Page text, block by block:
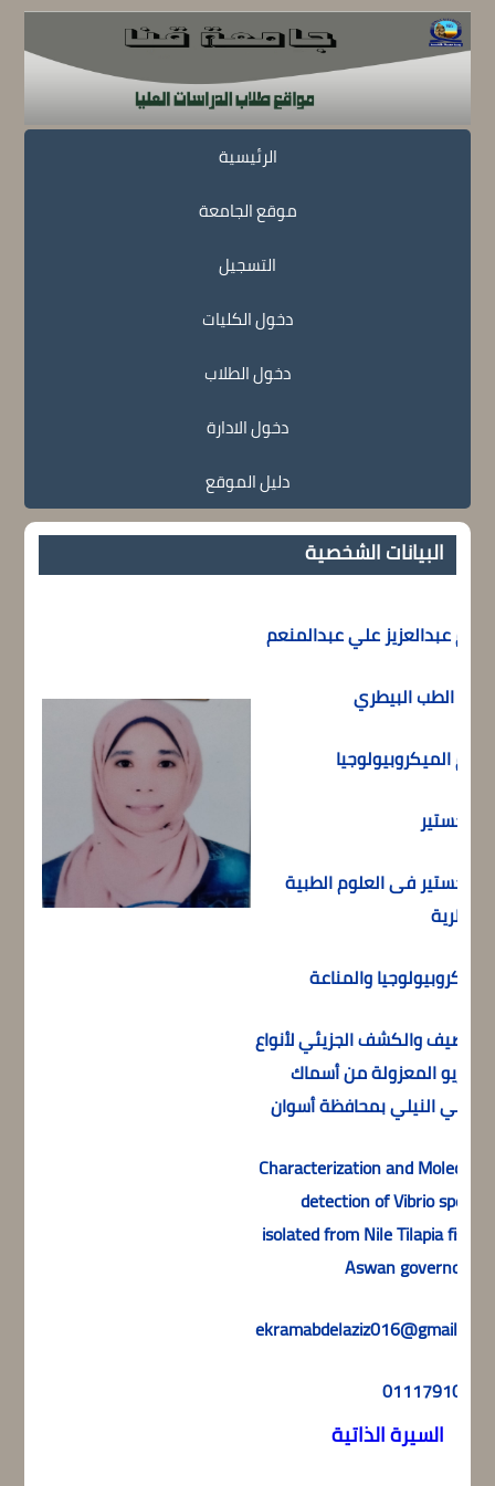
الرئيسية
موقع الجامعة
التسجيل
دخول الكليات
دخول الطلاب
دخول الادارة
دليل الموقع
البيانات الشخصية
إكرام عبدالعزيز علي عبدالمنعم
كلية الطب البيطري
قسم الميكروبيولوجيا
الماجستير
الماجستير فى العلوم الطبية
البيطرية
الميكروبيولوجيا والمناعة
التوصيف والكشف الجزيئي لأنواع
الفبريو المعزولة من أسماك
البلطي النيلي بمحافظة أسوان
Characterization and Molecular
detection of Vibrio species
isolated from Nile Tilapia fish in
Aswan governorate
ekramabdelaziz016@gmail.com
01117910844
السيرة الذاتية